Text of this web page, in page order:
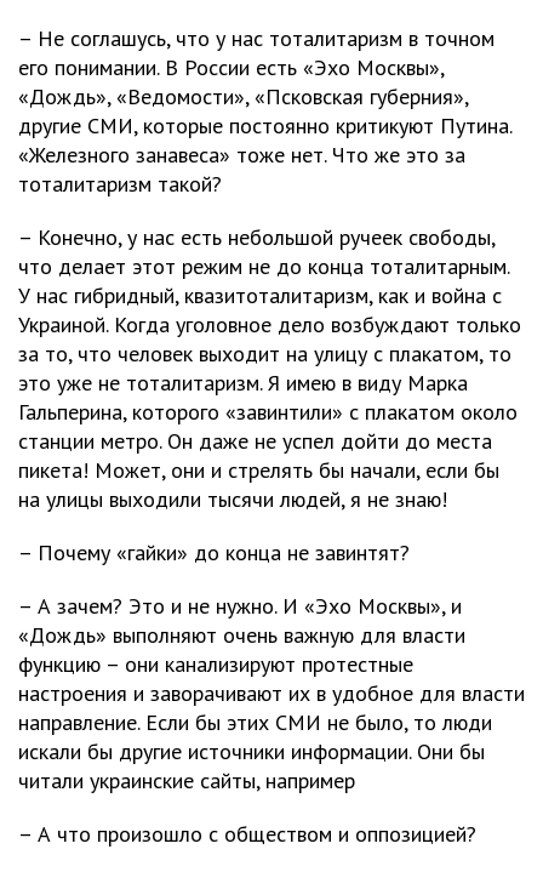
– Не соглашусь, что у нас тоталитаризм в точном
его понимании. В России есть «Эхо Москвы»,
«Дождь», «Ведомости», «Псковская губерния»,
другие СМИ, которые постоянно критикуют Путина.
«Железного занавеса» тоже нет. Что же это за
тоталитаризм такой?
– Конечно, у нас есть небольшой ручеек свободы,
что делает этот режим не до конца тоталитарным.
У нас гибридный, квазитоталитаризм, как и война с
Украиной. Когда уголовное дело возбуждают только
за то, что человек выходит на улицу с плакатом, то
это уже не тоталитаризм. Я имею в виду Марка
Гальперина, которого «завинтили» с плакатом около
станции метро. Он даже не успел дойти до места
пикета! Может, они и стрелять бы начали, если бы
на улицы выходили тысячи людей, я не знаю!
– Почему «гайки» до конца не завинтят?
– А зачем? Это и не нужно. И «Эхо Москвы», и
«Дождь» выполняют очень важную для власти
функцию – они канализируют протестные
настроения и заворачивают их в удобное для власти
направление. Если бы этих СМИ не было, то люди
искали бы другие источники информации. Они бы
читали украинские сайты, например
– А что произошло с обществом и оппозицией?